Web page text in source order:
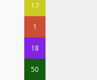
17
1
18
50